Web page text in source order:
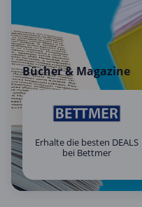
Bücher & Magazine
Erhalte die besten DEALS
bei Bettmer